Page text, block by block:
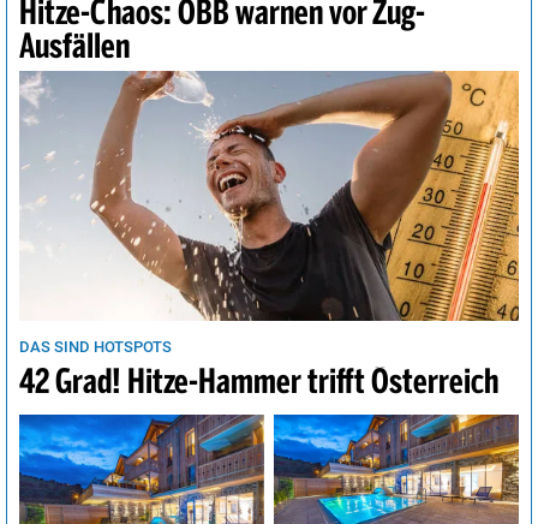
Hitze-Chaos: ÖBB warnen vor Zug-
Ausfällen
DAS SIND HOTSPOTS
42 Grad! Hitze-Hammer trifft Österreich